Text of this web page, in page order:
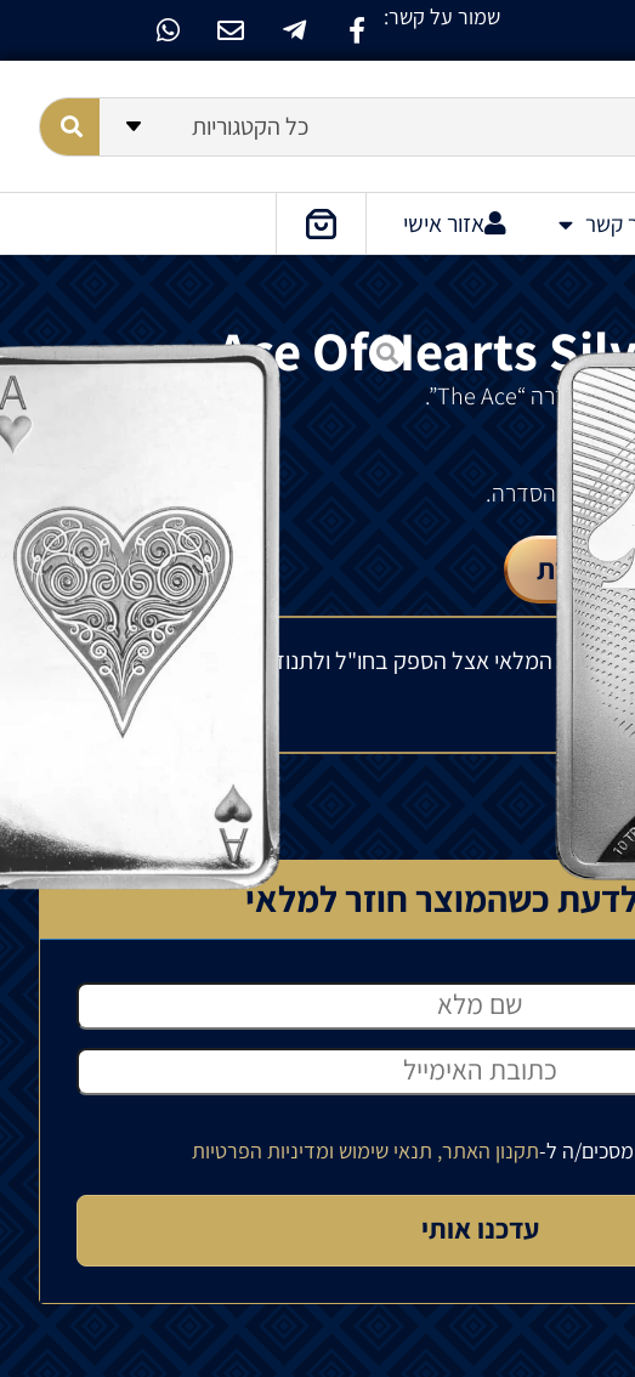
שמור על קשר:
כל הקטגוריות
קשר אזור אישי
Ace Of Hearts
שייךלסדרה“The Ace”.
של הסדרה.
מיוחדת
המלאי אצל הספק בחו"ל ולתנודות בשוק העולמי. הפער
כשהמוצר חוזר למלאי
מסכים/ה ל-תקנון האתר, תנאי שימוש ומדיניות הפרטיות